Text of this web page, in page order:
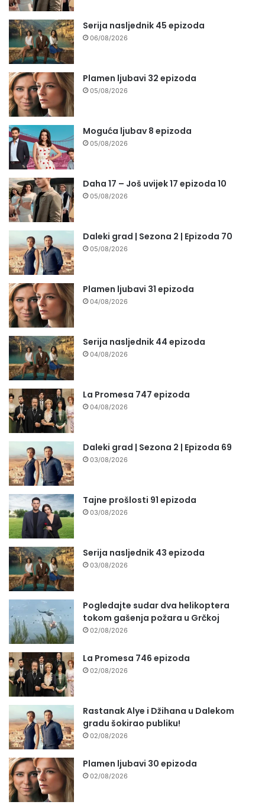
Serija nasljednik 45 epizoda
06/08/2026
Plamen ljubavi 32 epizoda
05/08/2026
Moguća ljubav 8 epizoda
05/08/2026
Daha 17 – Još uvijek 17 epizoda 10
05/08/2026
Daleki grad | Sezona 2 | Epizoda 70
05/08/2026
Plamen ljubavi 31 epizoda
04/08/2026
Serija nasljednik 44 epizoda
04/08/2026
La Promesa 747 epizoda
04/08/2026
Daleki grad | Sezona 2 | Epizoda 69
03/08/2026
Tajne prošlosti 91 epizoda
03/08/2026
Serija nasljednik 43 epizoda
03/08/2026
Pogledajte sudar dva helikoptera
tokom gašenja požara u Grčkoj
02/08/2026
La Promesa 746 epizoda
02/08/2026
Rastanak Alye i Džihana u Dalekom
gradu šokirao publiku!
02/08/2026
Plamen ljubavi 30 epizoda
02/08/2026